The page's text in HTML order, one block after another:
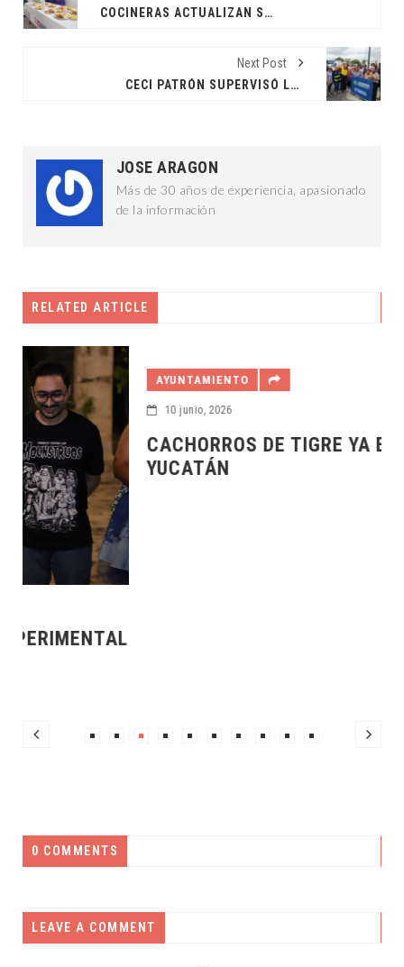
COCINERAS ACTUALIZAN SUS CONOCIMIENTOS
Next Post
CECI PATRÓN SUPERVISÓ LA REPAVIMENTACIÓN
JOSE ARAGON
Más de 30 años de experiencia, apasionado
de la información
RELATED ARTICLE
AYUNTAMIENTO
10 junio, 2026
CACHORROS DE TIGRE YA ESTÁ EN
YUCATÁN
0 COMMENTS
LEAVE A COMMENT